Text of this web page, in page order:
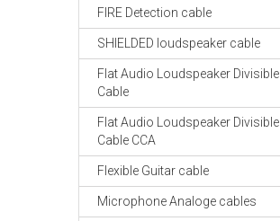
FIRE Detection cable
SHIELDED loudspeaker cable
Flat Audio Loudspeaker Divisible
Cable
Flat Audio Loudspeaker Divisible
Cable CCA
Flexible Guitar cable
Microphone Analoge cables